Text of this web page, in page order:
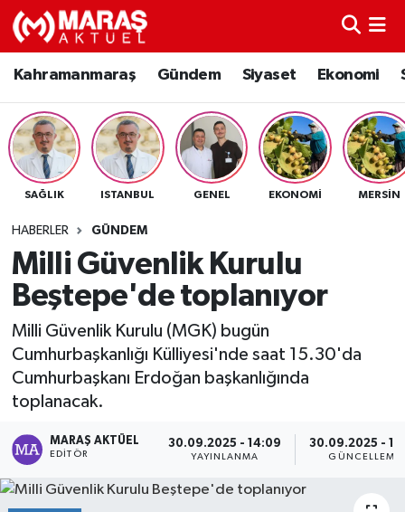
Kahramanmaraş Gündem Siyaset Ekonomi
SAĞLIK ISTANBUL GENEL EKONOMI MERSIN
HABERLER GÜNDEM
Milli Güvenlik Kurulu
Beştepe'de toplanıyor
Milli Güvenlik Kurulu (MGK) bugün
Cumhurbaşkanlığı Külliyesi'nde saat 15.30'da
Cumhurbaşkanı Erdoğan başkanlığında
toplanacak.
MARAŞ AKTÜEL
EDITÖR
30.09.2025 - 14:09
YAYINLANMA
30.09.2025 -
GÜNCELLEME
Kahramanmaraş
Gündem
Siyaset
Spor
Sağlık
Teknoloji
Eğitim
Dünya
Kültür Sanat
Nöbetçi Eczaneler
Hava Durumu
Namaz Vakitleri
TFF 3.Lig 4.Grup Puan Durumu ve Fikstür
Tüm Manşetler
Son Dakika Haberleri
Haber Arşivi